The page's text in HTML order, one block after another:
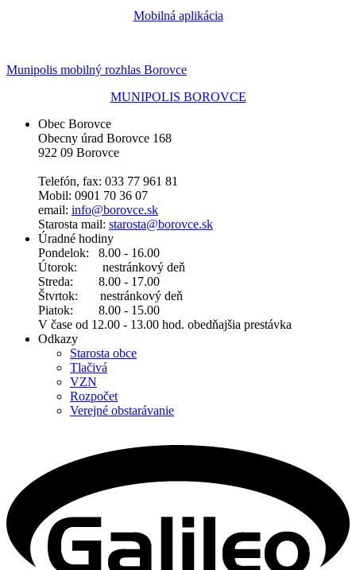
Mobilná aplikácia
Munipolis mobilný rozhlas Borovce
MUNIPOLIS BOROVCE
Obec Borovce
Obecny úrad Borovce 168
922 09 Borovce
Telefón, fax: 033 77 961 81
Mobil: 0901 70 36 07
email: info@borovce.sk
Starosta mail: starosta@borovce.sk
Úradné hodiny
Pondelok: 8.00 - 16.00
Útorok: nestránkový deň
Streda: 8.00 - 17.00
Štvrtok: nestránkový deň
Piatok: 8.00 - 15.00
V čase od 12.00 - 13.00 hod. obedňajšia prestávka
Odkazy
Starosta obce
Tlačivá
VZN
Rozpočet
Verejné obstarávanie